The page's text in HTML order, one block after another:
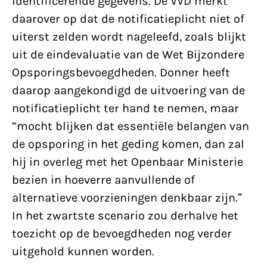
daarover op dat de notificatieplicht niet of
uiterst zelden wordt nageleefd, zoals blijkt
uit de eindevaluatie van de Wet Bijzondere
Opsporingsbevoegdheden. Donner heeft
daarop aangekondigd de uitvoering van de
notificatieplicht ter hand te nemen, maar
“mocht blijken dat essentiële belangen van
de opsporing in het geding komen, dan zal
hij in overleg met het Openbaar Ministerie
bezien in hoeverre aanvullende of
alternatieve voorzieningen denkbaar zijn.”
In het zwartste scenario zou derhalve het
toezicht op de bevoegdheden nog verder
uitgehold kunnen worden.